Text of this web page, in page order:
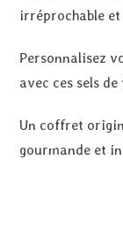
irréprochable et
Personnalisez
avec ces sels
Un coffret
gourmande et